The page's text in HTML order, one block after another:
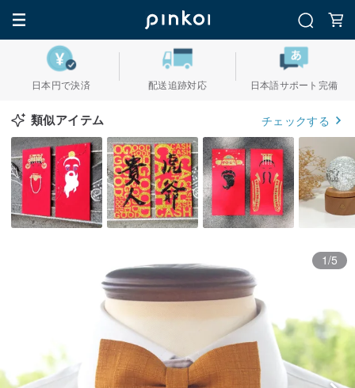
日本円で決済 配送追跡対応 日本語サポート完備
類似アイテム チェックする
1/5